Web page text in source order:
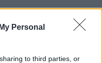
Personal
to third parties, or